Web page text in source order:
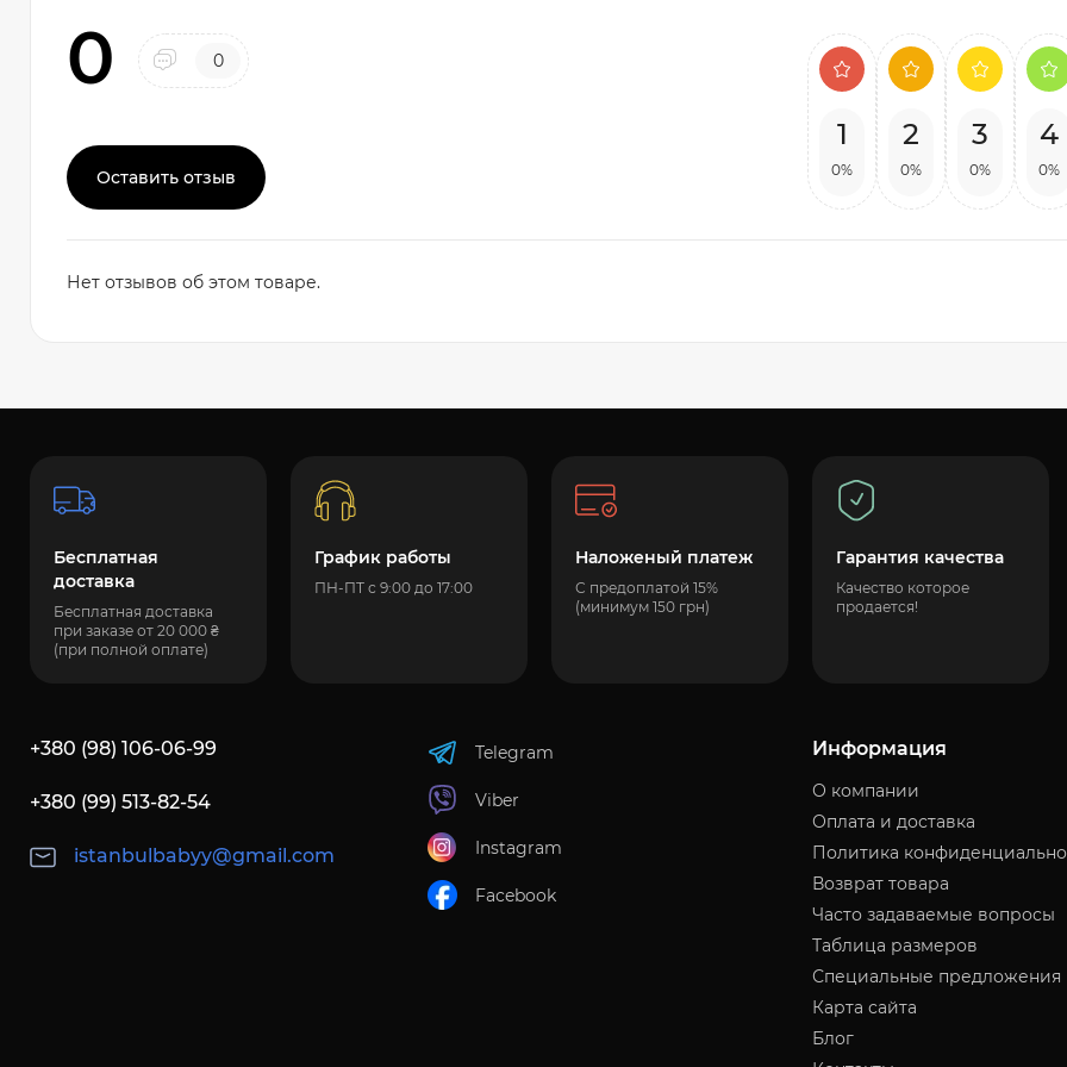
0 0
Оставить отзыв
1
0%
2
0%
3
0%
4
0%
Нет отзывов об этом товаре.
Бесплатная
доставка
Бесплатная доставка
при заказе от 20 000 ₴
(при полной оплате)
График работы
ПН-ПТ с 9:00 до 17:00
Наложеный платеж
С предоплатой 15%
(минимум 150 грн)
Гарантия качества
Качество которое
продается!
+380 (98) 106-06-99
+380 (99) 513-82-54
istanbulbabyy@gmail.com
Telegram
Viber
Instagram
Facebook
Информация
О компании
Оплата и доставка
Политика
Возврат товара
Часто задаваемые вопросы
Таблица размеров
Специальные предложения
Карта сайта
Блог